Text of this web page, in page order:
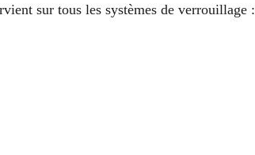
sur tous les systèmes de verrouillage :